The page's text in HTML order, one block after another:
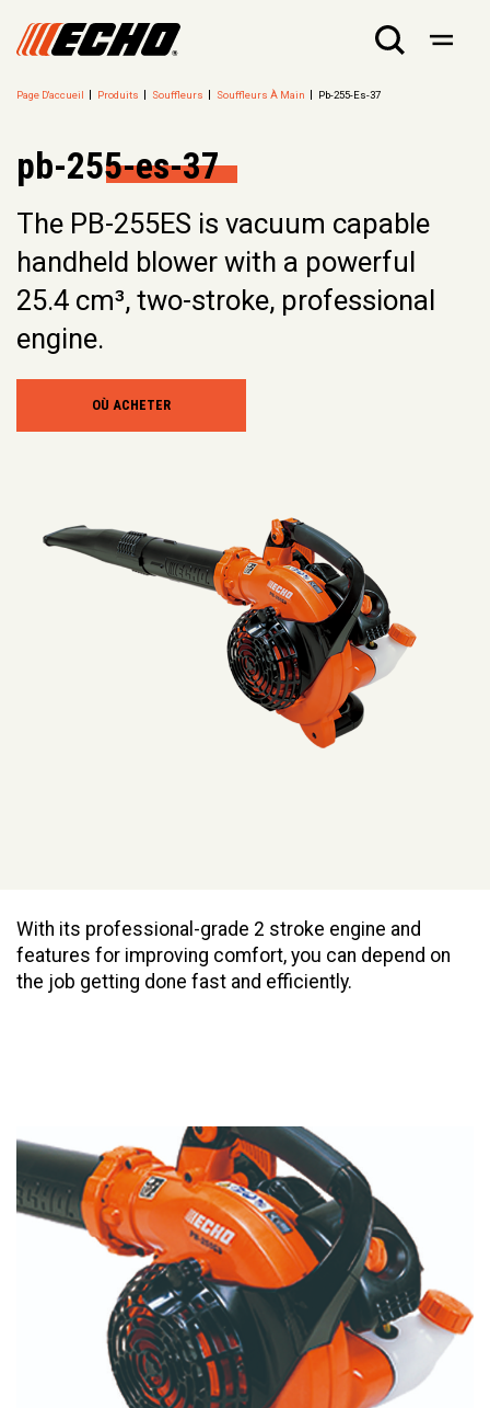
Page D'accueil Produits Souffleurs Souffleurs À Main Pb-255-Es-37
pb-255-es-37
The PB-255ES is vacuum capable
handheld blower with a powerful
25.4 cm³, two-stroke, professional
engine.
OÙ ACHETER
With its professional-grade 2 stroke engine and
features for improving comfort, you can depend on
the job getting done fast and efficiently.